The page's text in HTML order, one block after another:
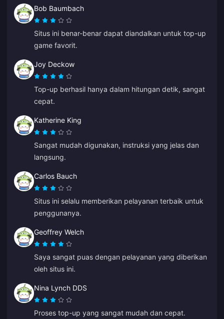
Bob Baumbach
Situs ini benar-benar dapat diandalkan untuk top-up
game favorit.
Joy Deckow
Top-up berhasil hanya dalam hitungan detik, sangat
cepat.
Katherine King
Sangat mudah digunakan, instruksi yang jelas dan
langsung.
Carlos Bauch
Situs ini selalu memberikan pelayanan terbaik untuk
penggunanya.
Geoffrey Welch
Saya sangat puas dengan pelayanan yang diberikan
oleh situs ini.
Nina Lynch DDS
Proses top-up yang sangat mudah dan cepat.